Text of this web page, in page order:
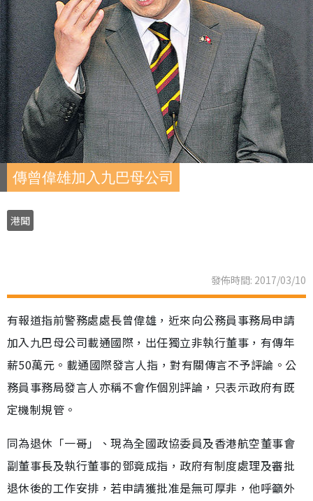
傳曾偉雄加入九巴母公司
港聞
發佈時間: 2017/03/10
有報道指前警務處處長曾偉雄，近來向公務員事務局申請
加入九巴母公司載通國際，出任獨立非執行董事，有傳年
薪50萬元。載通國際發言人指，對有關傳言不予評論。公
務員事務局發言人亦稱不會作個別評論，只表示政府有既
定機制規管。
同為退休「一哥」、現為全國政協委員及香港航空董事會
副董事長及執行董事的鄧竟成指，政府有制度處理及審批
退休後的工作安排，若申請獲批准是無可厚非，他呼籲外